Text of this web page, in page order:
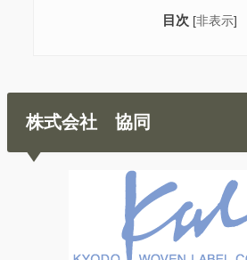
目次 [非表示]
株式会社 協同